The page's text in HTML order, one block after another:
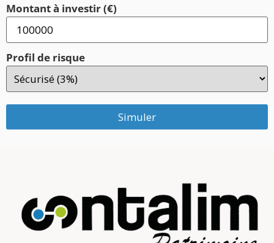
Montant à investir (€)
Profil de risque
Simuler